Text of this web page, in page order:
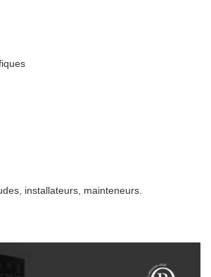
installateurs, mainteneurs.